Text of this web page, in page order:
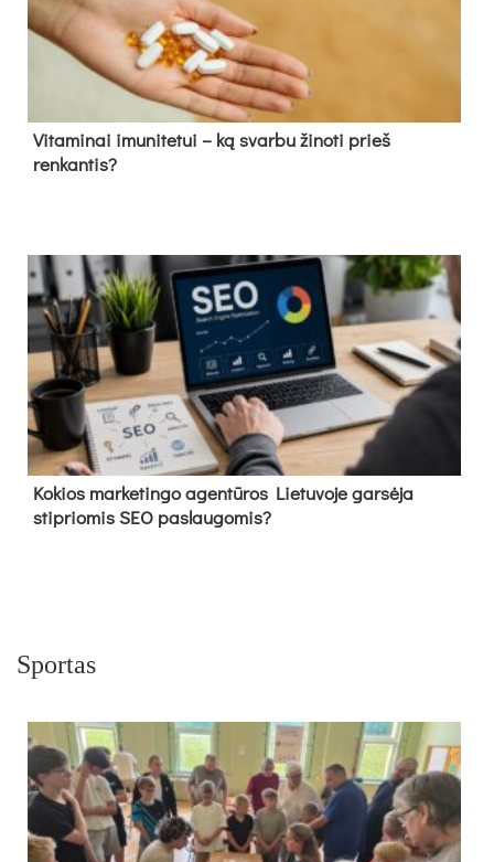
Vitaminai imunitetui – ką svarbu žinoti prieš
renkantis?
Kokios marketingo agentūros Lietuvoje garsėja
stipriomis SEO paslaugomis?
Sportas